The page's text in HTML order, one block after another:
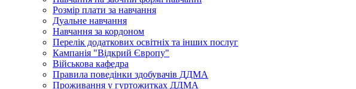
Розмір плати за навчання
Дуальне навчання
Навчання за кордоном
Перелік додаткових освітніх та інших послуг
Кампанія "Відкрий Європу"
Військова кафедра
Правила поведінки здобувачів ДДМА
Проживання у гуртожитках ДДМА